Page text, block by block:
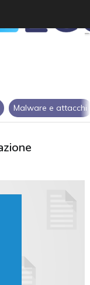
Malware e attacchi